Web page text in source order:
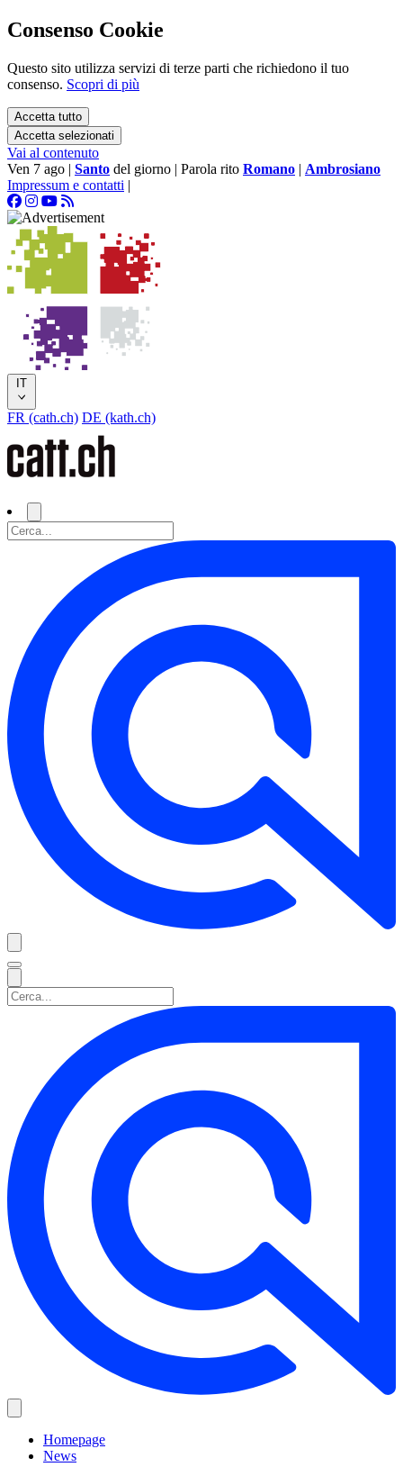
Consenso Cookie
Questo sito utilizza servizi di terze parti che richiedono il tuo
consenso. Scopri di più
Accetta tutto
Accetta selezionati
Vai al contenuto
Ven 7 ago | Santo del giorno | Parola rito Romano | Ambrosiano
Impressum e contatti |
IT
FR (cath.ch) DE (kath.ch)
Homepage
News